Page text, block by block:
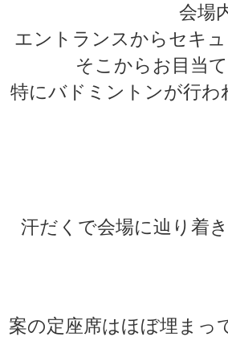
会場
エントランスからセキ
そこからお目当
特にバドミントンが行
汗だくで会場に辿り着
案の定座席はほぼ埋まっ